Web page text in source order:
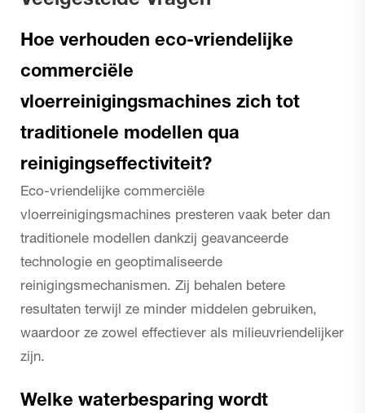
Hoe verhouden eco-vriendelijke
commerciële
vloerreinigingsmachines zich tot
traditionele modellen qua
reinigingseffectiviteit?
Eco-vriendelijke commerciële
vloerreinigingsmachines presteren vaak beter dan
traditionele modellen dankzij geavanceerde
technologie en geoptimaliseerde
reinigingsmechanismen. Zij behalen betere
resultaten terwijl ze minder middelen gebruiken,
waardoor ze zowel effectiever als milieuvriendelijker
zijn.
Welke waterbesparing wordt